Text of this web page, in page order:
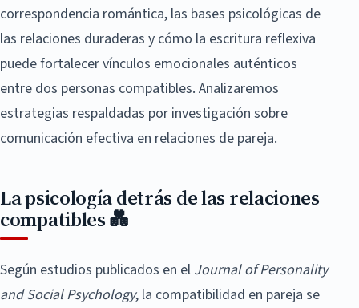
correspondencia romántica, las bases psicológicas de
las relaciones duraderas y cómo la escritura reflexiva
puede fortalecer vínculos emocionales auténticos
entre dos personas compatibles. Analizaremos
estrategias respaldadas por investigación sobre
comunicación efectiva en relaciones de pareja.
La psicología detrás de las relaciones
compatibles 💑
Según estudios publicados en el Journal of Personality
and Social Psychology, la compatibilidad en pareja se